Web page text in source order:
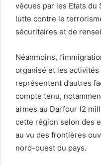
vécues par les Etats du
lutte contre le
sécuritaires et de
Néanmoins,
organisé et les
représentent d’autres
compte tenu,
armes au Darfour (2
cette région selon des
au vu des frontières
nord-ouest du pays.